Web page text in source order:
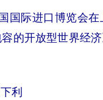
国际进口博览会
的开放型世界经
利